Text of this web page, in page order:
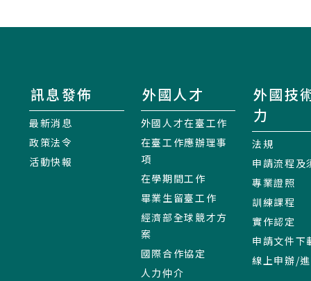
訊息發佈
最新消息
政策法令
活動快報
外國人才
外國人才在臺工作
在臺工作應辦理事
項
在學期間工作
畢業生留臺工作
經濟部全球競才方
案
國際合作協定
人力仲介
外國技
力
法規
申請流程及
專業證照
訓練課程
實作認定
申請文件下
線上申辦/